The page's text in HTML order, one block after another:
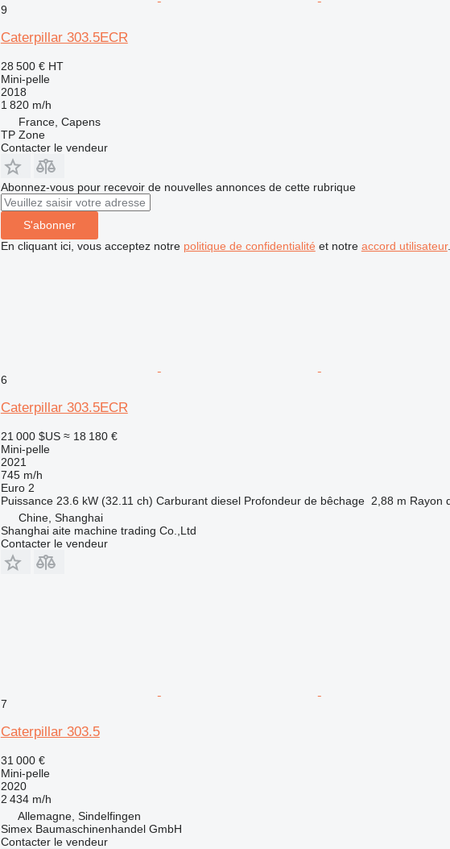
9
Caterpillar 303.5ECR
28 500 € HT
Mini-pelle
2018
1 820 m/h
France, Capens
TP Zone
Contacter le vendeur
Abonnez-vous pour recevoir de nouvelles annonces de cette rubrique
S'abonner
En cliquant ici, vous acceptez notre politique de confidentialité et notre accord utilisateur.
6
Caterpillar 303.5ECR
21 000 $US ≈ 18 180 €
Mini-pelle
2021
745 m/h
Euro 2
Puissance 23.6 kW (32.11 ch) Carburant diesel Profondeur de bêchage 2,88 m Rayon
Chine, Shanghai
Shanghai aite machine trading Co.,Ltd
Contacter le vendeur
7
Caterpillar 303.5
31 000 €
Mini-pelle
2020
2 434 m/h
Allemagne, Sindelfingen
Simex Baumaschinenhandel GmbH
Contacter le vendeur